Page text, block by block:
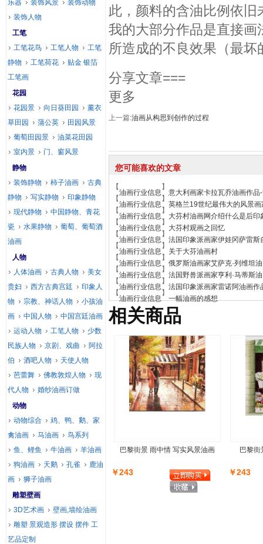
此，颜料的含油比例依
我的大部分作品是直接
所造成的不良效果（最
分享文章===
更多
上一篇:油画从构思到创作的过程
您可能喜欢的文章
【油画行业信息 】 意大利画家卡拉瓦乔油画作品
【油画行业信息 】 英格兰19世纪最伟大的风景
【油画行业信息 】 大芬村油画网介绍什么是后印
【油画行业信息 】 大芬村观画之回忆
【油画行业信息 】 法国印象派画家伊娃冈萨雷斯
【油画行业信息 】 关于大芬油画村
【油画行业信息 】 俄罗斯油画家艾萨克·列维坦
【油画行业信息 】 法国野兽派画家亨利·马蒂斯
【油画行业信息 】 法国印象派画家雷诺阿油画作
【油画行业信息】 一幅油画的感想
相关商品
巴黎街景 雨中情 写实风景油画
￥243
巴黎街
￥243
乐器 装饰风景
装饰动物
装饰人物
工笔
工笔花鸟
工笔人物
工笔
静物
工笔荷花
贴金 银箔
工笔画
花园
花园景
向日葵田园
薰衣
草田园
蒲公英
田园风景
葡萄田园景
油菜花田园
室内景
门、窗风景
静物
装饰静物
柿子油画
古典
静物
写实静物
印象静物
现代静物
中国静物、青花
瓷
水果静物
葡萄、葡萄酒
油画
人物
人体油画
古典人物
美女
贵妇
西方古典宫廷
印象人
物
宗教、神话人物
小孩油
画
中国人物
中国宫廷油画
运动人物
工笔人物
少数
民族人物
京剧、戏曲
阿拉
伯
酒吧人物
天使人物
芭蕾舞
佛教敦煌人物
现
代人物
婚纱油画订做
动物
动物综合
鸡、鸭、鹅、家
禽油画
马油画
鸟系列
鱼、鲤鱼
牛油画
羊油画
狗油画
天鹅 孔雀
鹿油
画
狮子油画
雕塑壁画
3D艺术画
壁画,墙绘油画
雕塑 景观造形 摆设 摆件 工
艺品定制